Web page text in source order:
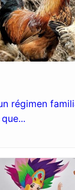
régimen